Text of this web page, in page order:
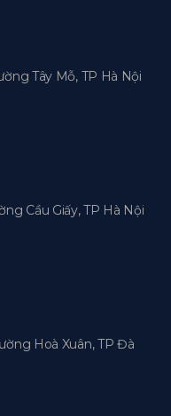
Tây Mỗ, TP Hà Nội
Cầu Giấy, TP Hà Nội
Hoà Xuân, TP Đà